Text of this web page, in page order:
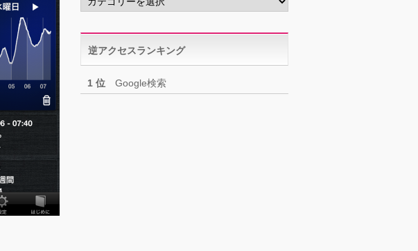
テ
リ
ー逆アクセスランキング
1 位 Google検索